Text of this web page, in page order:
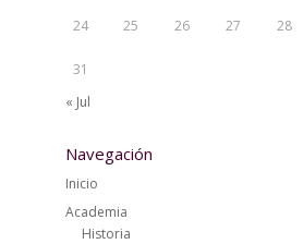
24 25 26 27 28
31
« Jul
Navegación
Inicio
Academia
Historia